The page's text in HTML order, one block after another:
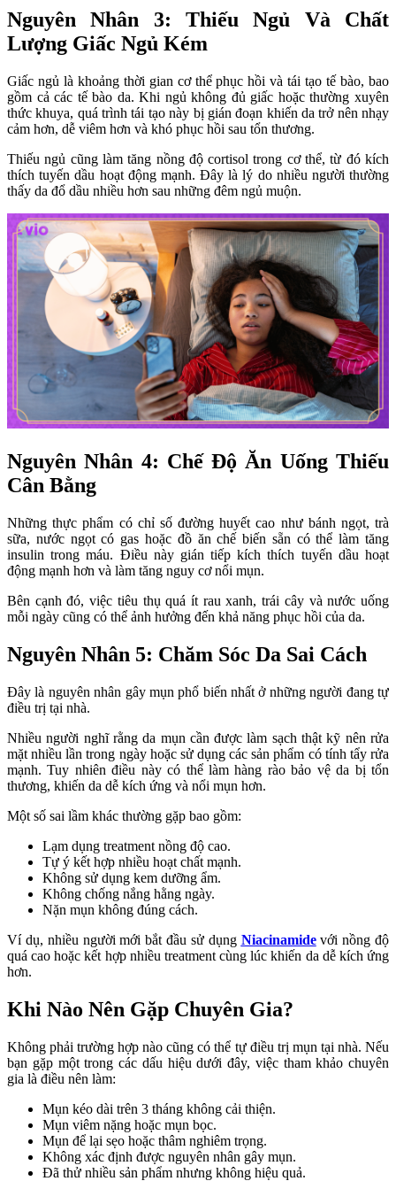
Nguyên Nhân 3: Thiếu Ngủ Và Chất
Lượng Giấc Ngủ Kém
Giấc ngủ là khoảng thời gian cơ thể phục hồi và tái tạo tế bào, bao
gồm cả các tế bào da. Khi ngủ không đủ giấc hoặc thường xuyên
thức khuya, quá trình tái tạo này bị gián đoạn khiến da trở nên nhạy
cảm hơn, dễ viêm hơn và khó phục hồi sau tổn thương.
Thiếu ngủ cũng làm tăng nồng độ cortisol trong cơ thể, từ đó kích
thích tuyến dầu hoạt động mạnh. Đây là lý do nhiều người thường
thấy da đổ dầu nhiều hơn sau những đêm ngủ muộn.
Nguyên Nhân 4: Chế Độ Ăn Uống Thiếu
Cân Bằng
Những thực phẩm có chỉ số đường huyết cao như bánh ngọt, trà
sữa, nước ngọt có gas hoặc đồ ăn chế biến sẵn có thể làm tăng
insulin trong máu. Điều này gián tiếp kích thích tuyến dầu hoạt
động mạnh hơn và làm tăng nguy cơ nổi mụn.
Bên cạnh đó, việc tiêu thụ quá ít rau xanh, trái cây và nước uống
mỗi ngày cũng có thể ảnh hưởng đến khả năng phục hồi của da.
Nguyên Nhân 5: Chăm Sóc Da Sai Cách
Đây là nguyên nhân gây mụn phổ biến nhất ở những người đang tự
điều trị tại nhà.
Nhiều người nghĩ rằng da mụn cần được làm sạch thật kỹ nên rửa
mặt nhiều lần trong ngày hoặc sử dụng các sản phẩm có tính tẩy rửa
mạnh. Tuy nhiên điều này có thể làm hàng rào bảo vệ da bị tổn
thương, khiến da dễ kích ứng và nổi mụn hơn.
Một số sai lầm khác thường gặp bao gồm:
Lạm dụng treatment nồng độ cao.
Tự ý kết hợp nhiều hoạt chất mạnh.
Không sử dụng kem dưỡng ẩm.
Không chống nắng hằng ngày.
Nặn mụn không đúng cách.
Ví dụ, nhiều người mới bắt đầu sử dụng Niacinamide với nồng độ
quá cao hoặc kết hợp nhiều treatment cùng lúc khiến da dễ kích ứng
hơn.
Khi Nào Nên Gặp Chuyên Gia?
Không phải trường hợp nào cũng có thể tự điều trị mụn tại nhà. Nếu
bạn gặp một trong các dấu hiệu dưới đây, việc tham khảo chuyên
gia là điều nên làm:
Mụn kéo dài trên 3 tháng không cải thiện.
Mụn viêm nặng hoặc mụn bọc.
Mụn để lại sẹo hoặc thâm nghiêm trọng.
Không xác định được nguyên nhân gây mụn.
Đã thử nhiều sản phẩm nhưng không hiệu quả.